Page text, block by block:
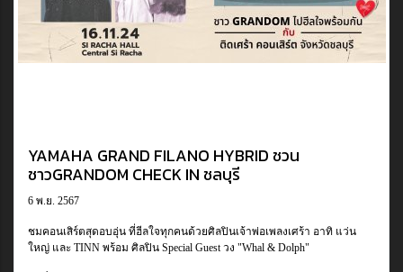
YAMAHA GRAND FILANO HYBRID ชวน
ชาวGRANDOM ️CHECK IN ชลบุรี
6 พ.ย. 2567
ชมคอนเสิร์ตสุดอบอุ่น ที่ฮีลใจทุกคนด้วยศิลปินเจ้าพ่อเพลงเศร้า อาทิ แว่น
ใหญ่ และ TINN พร้อม ศิลปิน Special Guest วง "Whal & Dolph"